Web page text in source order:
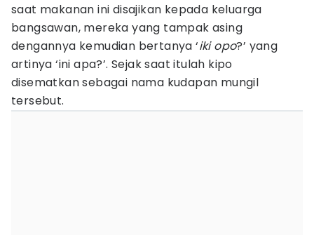
saat makanan ini disajikan kepada keluarga
bangsawan, mereka yang tampak asing
dengannya kemudian bertanya ‘iki opo?’ yang
artinya ‘ini apa?’. Sejak saat itulah kipo
disematkan sebagai nama kudapan mungil
tersebut.